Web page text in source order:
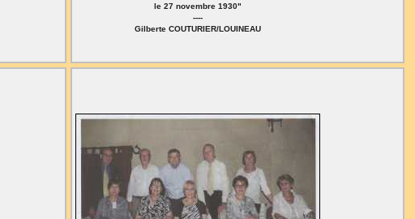
le 27 novembre 1930"
----
Gilberte COUTURIER/LOUINEAU